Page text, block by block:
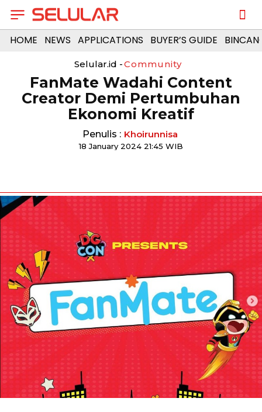
HOME NEWS APPLICATIONS BUYER’S GUIDE
Selular.id -Community
FanMate Wadahi Content
Creator Demi Pertumbuhan
Ekonomi Kreatif
Penulis : Khoirunnisa
18 January 2024 21:45 WIB